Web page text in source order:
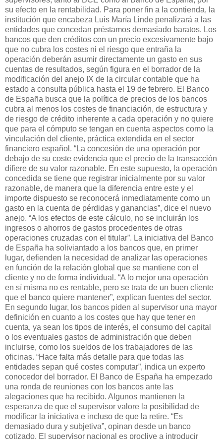
su efecto en la rentabilidad. Para poner fin a la contienda, la
institución que encabeza Luis María Linde penalizará a las
entidades que concedan préstamos demasiado baratos. Los
bancos que den créditos con un precio excesivamente bajo
que no cubra los costes ni el riesgo que entraña la
operación deberán asumir directamente un gasto en sus
cuentas de resultados, según figura en el borrador de la
modificación del anejo IX de la circular contable que ha
estado a consulta pública hasta el 19 de febrero. El Banco
de España busca que la política de precios de los bancos
cubra al menos los costes de financiación, de estructura y
de riesgo de crédito inherente a cada operación y no quiere
que para el cómputo se tengan en cuenta aspectos como la
vinculación del cliente, práctica extendida en el sector
financiero español. “La concesión de una operación por
debajo de su coste evidencia que el precio de la transacción
difiere de su valor razonable. En este supuesto, la operación
concedida se tiene que registrar inicialmente por su valor
razonable, de manera que la diferencia entre este y el
importe dispuesto se reconocerá inmediatamente como un
gasto en la cuenta de pérdidas y ganancias”, dice el nuevo
anejo. “A los efectos de este cálculo, no se incluirán los
ingresos o ahorros de gastos procedentes de otras
operaciones cruzadas con el titular”. La iniciativa del Banco
de España ha soliviantado a los bancos que, en primer
lugar, defienden la necesidad de analizar las operaciones
en función de la relación global que se mantiene con el
cliente y no de forma individual. “A lo mejor una operación
en sí misma no es rentable, pero se trata de un buen cliente
que el banco quiere mantener”, explican fuentes del sector.
En segundo lugar, los bancos piden al supervisor una mayor
definición en cuanto a los costes que hay que tener en
cuenta, ya sean los tipos de interés, el consumo del capital
o los eventuales gastos de administración que deben
incluirse, como los sueldos de los trabajadores de las
oficinas. “Hace falta más detalle para que todas las
entidades sepan qué costes computar”, indica un experto
conocedor del borrador. El Banco de España ha empezado
una ronda de reuniones con los bancos ante las
alegaciones que ha recibido. Algunos mantienen la
esperanza de que el supervisor valore la posibilidad de
modificar la iniciativa e incluso de que la retire. “Es
demasiado dura y subjetiva”, opinan desde un banco
cotizado. El supervisor nacional es proclive a introducir